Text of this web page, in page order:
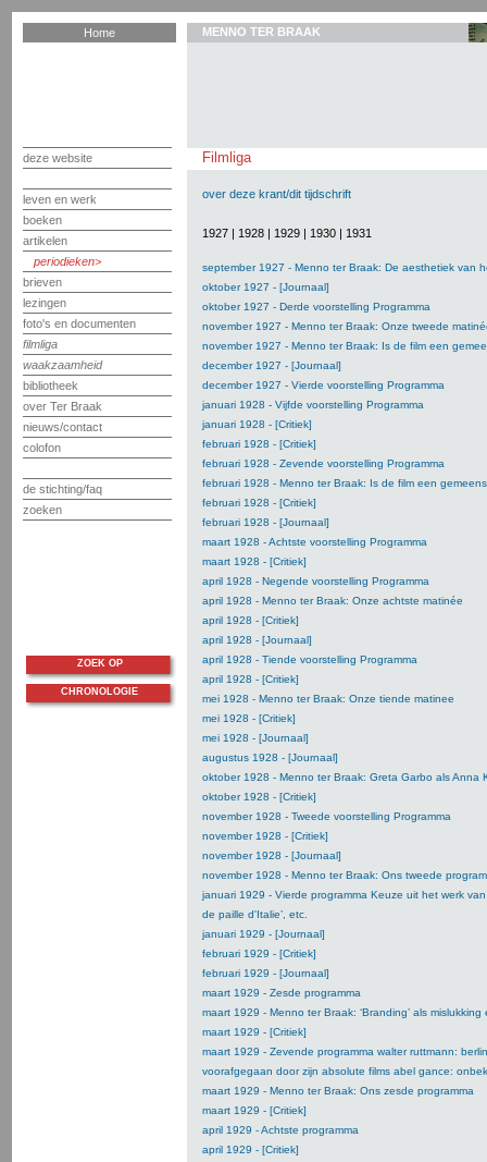
Home
deze website
leven en werk
boeken
artikelen
periodieken
brieven
lezingen
foto's en documenten
filmliga
waakzaamheid
bibliotheek
over Ter Braak
nieuws/contact
colofon
de stichting/faq
zoeken
MENNO TER BRAAK
Filmliga
over deze krant/dit tijdschrift
1927 | 1928 | 1929 | 1930 | 1931
september 1927 - Menno ter Braak: De aesthetiek van
oktober 1927 - [Journaal]
oktober 1927 - Derde voorstelling Programma
november 1927 - Menno ter Braak: Onze tweede
november 1927 - Menno ter Braak: Is de film een
december 1927 - [Journaal]
december 1927 - Vierde voorstelling Programma
januari 1928 - Vijfde voorstelling Programma
januari 1928 - [Critiek]
februari 1928 - [Critiek]
februari 1928 - Zevende voorstelling Programma
februari 1928 - Menno ter Braak: Is de film een
februari 1928 - [Critiek]
februari 1928 - [Journaal]
maart 1928 - Achtste voorstelling Programma
maart 1928 - [Critiek]
april 1928 - Negende voorstelling Programma
april 1928 - Menno ter Braak: Onze achtste matinée
april 1928 - [Critiek]
april 1928 - [Journaal]
april 1928 - Tiende voorstelling Programma
april 1928 - [Critiek]
mei 1928 - Menno ter Braak: Onze tiende matinee
mei 1928 - [Critiek]
mei 1928 - [Journaal]
augustus 1928 - [Journaal]
oktober 1928 - Menno ter Braak: Greta Garbo als Anna
oktober 1928 - [Critiek]
november 1928 - Tweede voorstelling Programma
november 1928 - [Critiek]
november 1928 - [Journaal]
november 1928 - Menno ter Braak: Ons tweede
januari 1929 - Vierde programma Keuze uit het werk van
de paille d'Italie’, etc.
januari 1929 - [Journaal]
februari 1929 - [Critiek]
februari 1929 - [Journaal]
maart 1929 - Zesde programma
maart 1929 - Menno ter Braak: ‘Branding’ als
maart 1929 - [Critiek]
maart 1929 - Zevende programma walter ruttmann:
voorafgegaan door zijn absolute films abel gance:
maart 1929 - Menno ter Braak: Ons zesde programma
maart 1929 - [Critiek]
april 1929 - Achtste programma
april 1929 - [Critiek]
ZOEK OP
CHRONOLOGIE